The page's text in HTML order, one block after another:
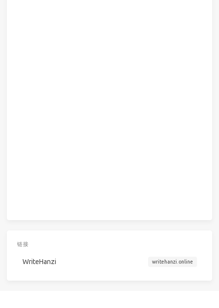
链接
WriteHanzi writehanzi.online